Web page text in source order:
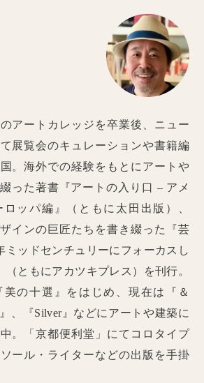
アートカレッジを卒業後、ニュー
展覧会のキュレーションや書籍編
。海外での経験をもとにアートや
った著書『アートの入り口 – アメ
ッパ編』（ともに太田出版）、
インの巨匠たちを書き綴った『芸
ミッドセンチュリーにフォーカスし
（ともにアカツキプレス）を刊行。
美の十選』をはじめ、現在は『＆
、『Silver』などにアートや建築に
。「京都便利堂」にてコロタイプ
ール・ライターなどの出版を手掛